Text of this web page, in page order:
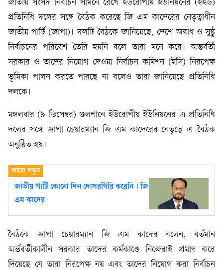
জাতীয় সংসদ নির্বাচন সামনে রেখে ইউরোপীয় ইউনিয়নের (ইইউ)
প্রতিনিধি দলের সঙ্গে বৈঠক করেছে জি এম কাদেরের নেতৃত্বাধীন
জাতীয় পার্টি (জাপা)। দলটি বৈঠকে জানিয়েছে, দেশে অবাধ ও সুষ্ঠু
নির্বাচনের পরিবেশ তৈরি হয়নি বলে তারা মনে করে। অন্তর্বর্তী
সরকার ও তাদের নিয়োগ দেওয়া নির্বাচন কমিশন (ইসি) নিরপেক্ষ
ভূমিকা পালন করতে পারছে না বলেও তারা জানিয়েছে প্রতিনিধি
দলকে।
মঙ্গলবার (৯ ডিসেম্বর) গুলশানে ইউরোপীয় ইউনিয়নের এ প্রতিনিধি
দলের সঙ্গে জাপা চেয়ারম্যান জি এম কাদেরের নেতৃত্বে এ বৈঠক
অনুষ্ঠিত হয়।
জাতীয় পার্টি কোনো দিন দোসরগিরি করেনি : জি
এম কাদের
বৈঠকে জাপা চেয়ারম্যান জি এম কাদের বলেন, বর্তমান
অর্ন্তবর্তীকালীন সরকার তাদের কর্মকাণ্ডে নিজেরাই প্রমাণ করে
দিয়েছে যে তারা নিরপেক্ষ নয় এবং তাদের নিয়োগ করা নির্বাচন